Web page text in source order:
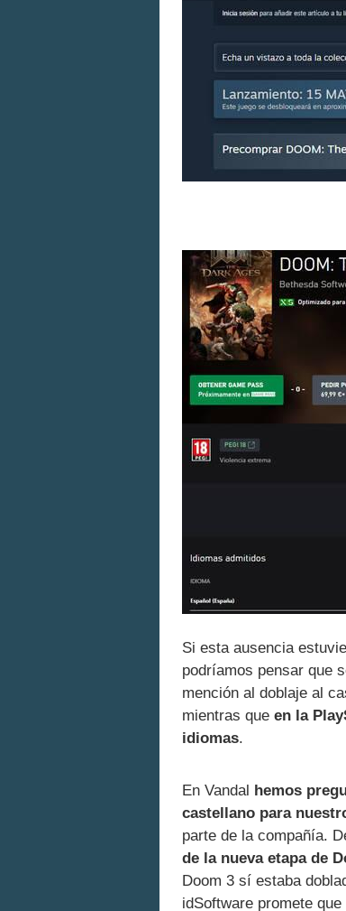
Si esta ausencia
podríamos pensar que
mención al doblaje al
mientras que en la
idiomas.
En Vandal hemos
castellano para
parte de la compañía.
de la nueva etapa de
Doom 3 sí estaba
idSoftware promete